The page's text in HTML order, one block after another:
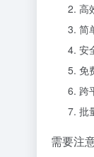
高
简
安
免
跨
批
需要注